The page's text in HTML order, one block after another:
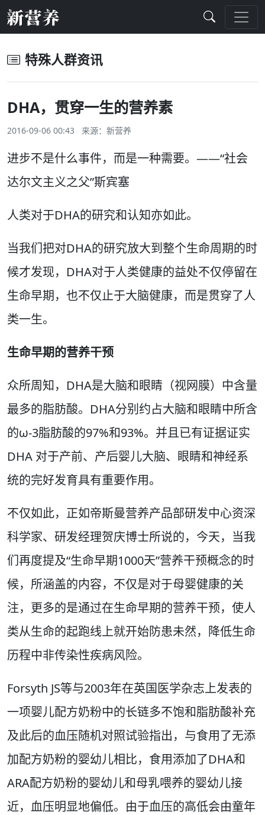
特殊人群资讯
DHA，贯穿一生的营养素
2016-09-06 00:43 来源： 新营养
进步不是什么事件，而是一种需要。——“社会
达尔文主义之父”斯宾塞
人类对于DHA的研究和认知亦如此。
当我们把对DHA的研究放大到整个生命周期的时
候才发现，DHA对于人类健康的益处不仅停留在
生命早期，也不仅止于大脑健康，而是贯穿了人
类一生。
生命早期的营养干预
众所周知，DHA是大脑和眼睛（视网膜）中含量
最多的脂肪酸。DHA分别约占大脑和眼睛中所含
的ω-3脂肪酸的97%和93%。并且已有证据证实
DHA 对于产前、产后婴儿大脑、眼睛和神经系
统的完好发育具有重要作用。
不仅如此，正如帝斯曼营养产品部研发中心资深
科学家、研发经理贺庆博士所说的，今天，当我
们再度提及“生命早期1000天”营养干预概念的时
候，所涵盖的内容，不仅是对于母婴健康的关
注，更多的是通过在生命早期的营养干预，使人
类从生命的起跑线上就开始防患未然，降低生命
历程中非传染性疾病风险。
Forsyth JS等与2003年在英国医学杂志上发表的
一项婴儿配方奶粉中的长链多不饱和脂肪酸补充
及此后的血压随机对照试验指出，与食用了无添
加配方奶粉的婴幼儿相比，食用添加了DHA和
ARA配方奶粉的婴幼儿和母乳喂养的婴幼儿接
近，血压明显地偏低。由于血压的高低会由童年